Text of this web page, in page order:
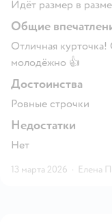
Идёт размер в
Общие
Отличная
молодёжно 👍
Достоинства
Ровные строчки
Недостатки
Нет
13 марта 2026 · Елена